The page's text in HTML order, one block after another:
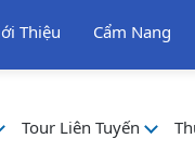
Thiệu Cẩm Nang
Tour Liên Tuyến